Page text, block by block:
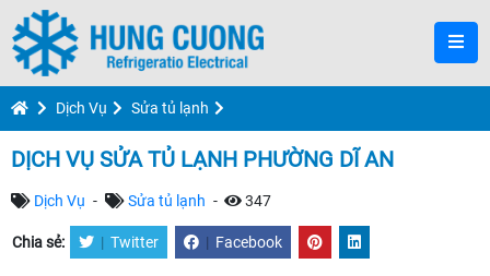
Dịch Vụ Sửa tủ lạnh
DỊCH VỤ SỬA TỦ LẠNH PHƯỜNG DĨ AN
Dịch Vụ - Sửa tủ lạnh - 347
Chia sẻ: | Twitter | Facebook